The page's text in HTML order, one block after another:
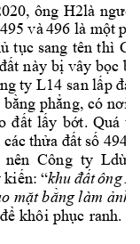
ông H2là
495 và 496 là một p
tục sang tên thì
ất này bị vây bọc
ty L14 san lấp
phẳng, có nơi
đất lấy bớt. Quá
các thửa đất số 494,
nên  Công  ty
kiến: “khu đất ông
mặt bằng làm ảnh
để khôi phục ranh.